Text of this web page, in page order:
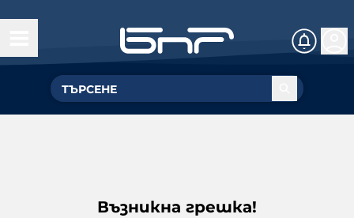
Възникна грешка!